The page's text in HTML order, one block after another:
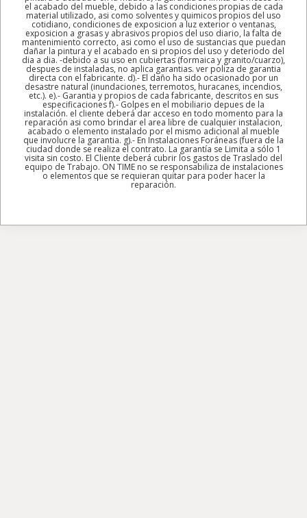
el acabado del mueble, debido a las condiciones propias de cada
material utilizado, asi como solventes y quimicos propios del uso
cotidiano, condiciones de exposicion a luz exterior o ventanas,
exposicion a grasas y abrasivos propios del uso diario, la falta de
mantenimiento correcto, asi como el uso de sustancias que puedan
dañar la pintura y el acabado en si propios del uso y deteriodo del
dia a dia. -debido a su uso en cubiertas (formaica y granito/cuarzo),
despues de instaladas, no aplica garantias. ver poliza de garantia
directa con el fabricante. d).- El daño ha sido ocasionado por un
desastre natural (inundaciones, terremotos, huracanes, incendios,
etc.). e).- Garantia y propios de cada fabricante, descritos en sus
especificaciones f).- Golpes en el mobiliario depues de la
instalación. el cliente deberá dar acceso en todo momento para la
reparación asi como brindar el area libre de cualquier instalacion,
acabado o elemento instalado por el mismo adicional al mueble
que involucre la garantia. g).- En Instalaciones Foráneas (fuera de la
ciudad donde se realiza el contrato. La garantía se Limita a sólo 1
visita sin costo. El Cliente deberá cubrir los gastos de Traslado del
equipo de Trabajo. ON TIME no se responsabiliza de instalaciones
o elementos que se requieran quitar para poder hacer la
reparación.